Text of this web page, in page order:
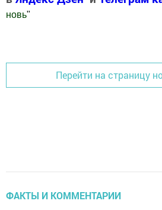
новь"
Перейти на страницу
ФАКТЫ И КОММЕНТАРИИ